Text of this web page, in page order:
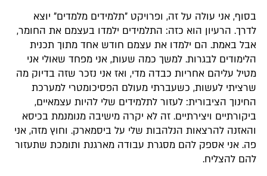
בסוף, אני עולה על זה, ופרויקט "תלמידים מלמדים" יוצא
לדרך. הרעיון הוא כזה: התלמידים ילמדו בעצמם את החומר,
אבל באמת. הם ילמדו את עצמם חודש אחד מתוך תכנית
הלימודים לבגרות. למשך כמה שעות, אני מפחד שאולי אני
מטיל עליהם אחריות כבדה מדי, ואז אני נזכר שזה בדיוק מה
שרציתי לעשות, כשעברתי מעולם הפסיכומטרי למערכת
החינוך הציבורית: לעזור לתלמידים שלי להיות עצמאיים,
ביקורתיים ויצירתיים. זה לא יקרה מישיבה מנומנמת בכיסא
והאזנה להרצאות הנלהבות שלי על ביסמארק. וחוץ מזה, אני
פה. אני אספק להם מסגרת עבודה מארגנת ותומכת שתעזור
להם להצליח.